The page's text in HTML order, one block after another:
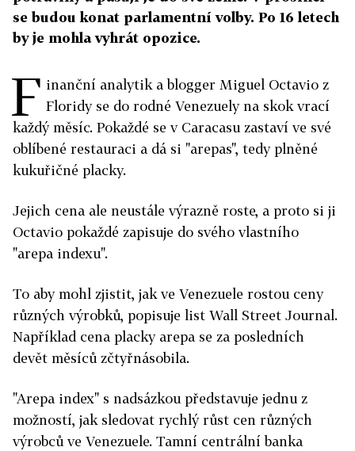
se budou konat parlamentní volby. Po 16 letech
by je mohla vyhrát opozice.
F inanční analytik a blogger Miguel Octavio z
Floridy se do rodné Venezuely na skok vrací
každý měsíc. Pokaždé se v Caracasu zastaví ve své
oblíbené restauraci a dá si "arepas", tedy plněné
kukuřičné placky.
Jejich cena ale neustále výrazně roste, a proto si ji
Octavio pokaždé zapisuje do svého vlastního
"arepa indexu".
To aby mohl zjistit, jak ve Venezuele rostou ceny
různých výrobků, popisuje list Wall Street Journal.
Například cena placky arepa se za posledních
devět měsíců zčtyřnásobila.
"Arepa index" s nadsázkou představuje jednu z
možností, jak sledovat rychlý růst cen různých
výrobců ve Venezuele. Tamní centrální banka